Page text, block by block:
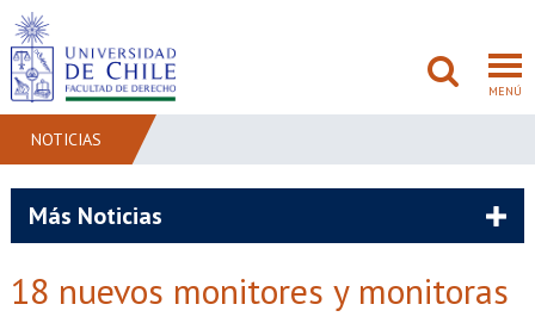
MENÚ
NOTICIAS
Más Noticias
18 nuevos monitores y monitoras